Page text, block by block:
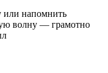
или напомнить
волну — грамотно